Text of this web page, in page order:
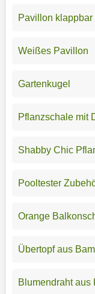
Pavillon klappbar
Weißes Pavillon
Gartenkugel
Pflanzschale mit
Shabby Chic
Pooltester
Orange
Übertopf aus
Blumendraht aus